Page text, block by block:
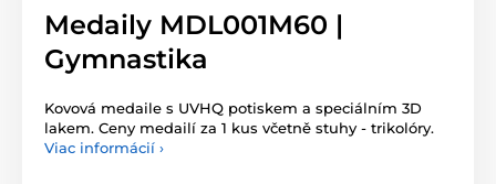
Medaily MDL001M60 |
Gymnastika
Kovová medaile s UVHQ potiskem a speciálním 3D
lakem. Ceny medailí za 1 kus včetně stuhy - trikolóry.
Viac informácií ›